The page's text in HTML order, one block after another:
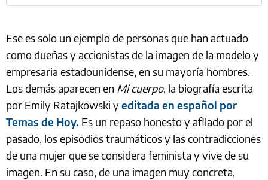
Ese es solo un ejemplo de personas que han actuado
como dueñas y accionistas de la imagen de la modelo y
empresaria estadounidense, en su mayoría hombres.
Los demás aparecen en Mi cuerpo, la biografía escrita
por Emily Ratajkowski yeditada en español por
Temas de Hoy. Es un repaso honesto y afilado por el
pasado, los episodios traumáticos y las contradicciones
de una mujer que se considera feminista y vive de su
imagen. En su caso, de una imagen muy concreta,